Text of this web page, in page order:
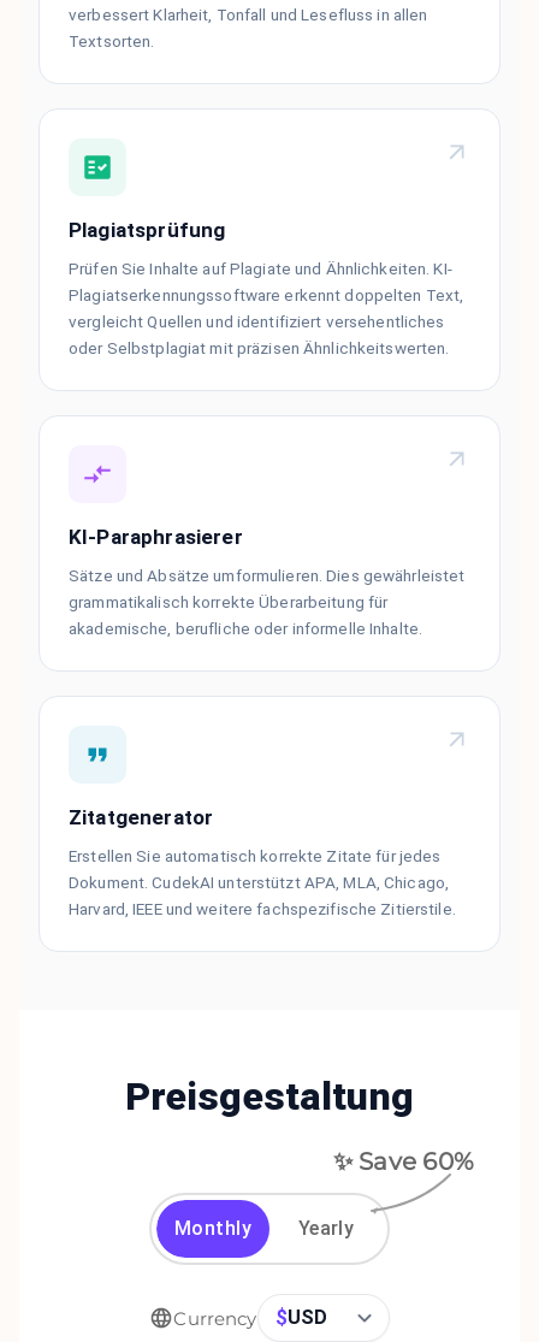
verbessert Klarheit, Tonfall und Lesefluss in allen
Textsorten.
Plagiatsprüfung
Prüfen Sie Inhalte auf Plagiate und Ähnlichkeiten. KI-
Plagiatserkennungssoftware erkennt doppelten Text,
vergleicht Quellen und identifiziert versehentliches
oder Selbstplagiat mit präzisen Ähnlichkeitswerten.
KI-Paraphrasierer
Sätze und Absätze umformulieren. Dies gewährleistet
grammatikalisch korrekte Überarbeitung für
akademische, berufliche oder informelle Inhalte.
Zitatgenerator
Erstellen Sie automatisch korrekte Zitate für jedes
Dokument. CudekAI unterstützt APA, MLA, Chicago,
Harvard, IEEE und weitere fachspezifische Zitierstile.
Preisgestaltung
✨ Save 60%
Monthly Yearly
Currency $USD